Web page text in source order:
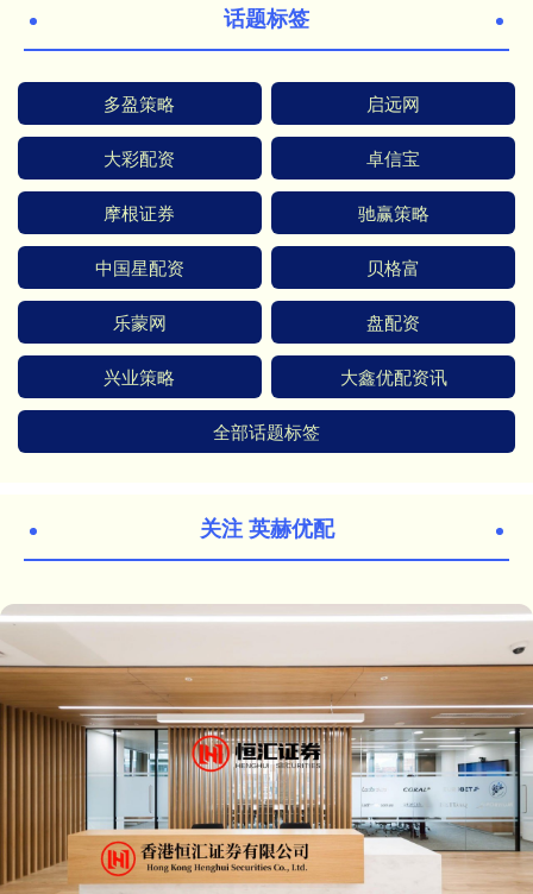
话题标签
多盈策略 启远网
大彩配资 卓信宝
摩根证券 驰赢策略
中国星配资 贝格富
乐蒙网 盘配资
兴业策略 大鑫优配资讯
全部话题标签
关注 英赫优配